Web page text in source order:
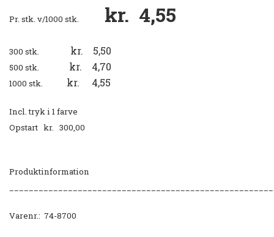
Pr. stk. v/1000 stk. kr. 4,55
300 stk. kr. 5,50
500 stk. kr. 4,70
1000 stk. kr. 4,55
Incl. tryk i 1 farve
Opstart kr. 300,00
Produktinformation
Varenr.: 74-8700